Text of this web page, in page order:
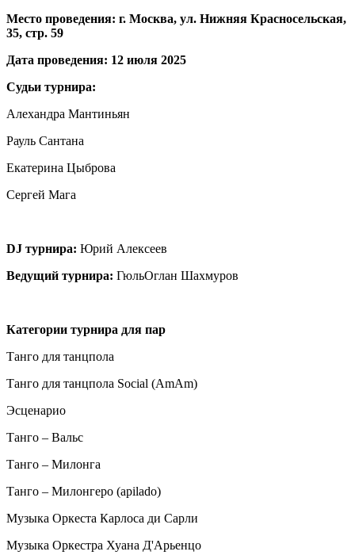
Место проведения: г. Москва, ул. Нижняя Красносельская,
35, стр. 59
Дата проведения: 12 июля 2025
Судьи турнира:
Алехандра Мантиньян
Рауль Сантана
Екатерина Цыброва
Сергей Мага
DJ турнира: Юрий Алексеев
Ведущий турнира: ГюльОглан Шахмуров
Категории турнира для пар
Танго для танцпола
Танго для танцпола Social (AmAm)
Эсценарио
Танго – Вальс
Танго – Милонга
Танго – Милонгеро (apilado)
Музыка Оркеста Карлоса ди Сарли
Музыка Оркестра Хуана Д'Арьенцо